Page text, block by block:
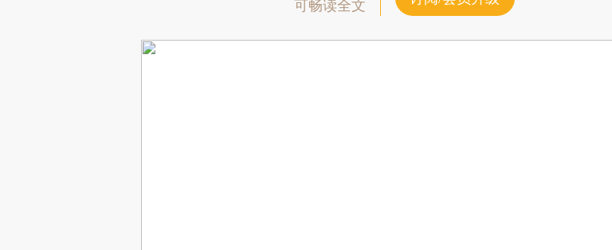
可畅读全文